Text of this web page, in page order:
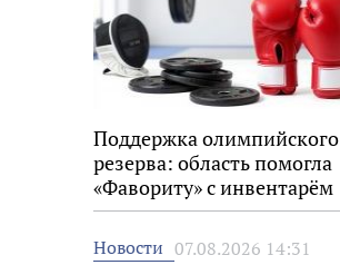
Поддержка олимпийского
резерва: область помогла
«Фавориту» с инвентарём
Новости 07.08.2026 14:31